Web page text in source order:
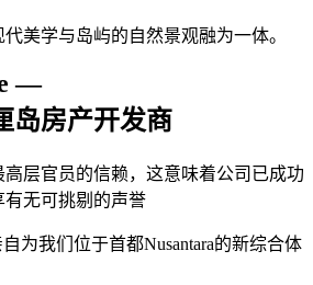
美学与岛屿的自然景观融为一体。
—
岛房产开发商
层官员的信赖，这意味着公司已成功
无可挑剔的声誉
为我们位于首都Nusantara的新综合体